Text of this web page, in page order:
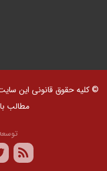
© کلیه حقوق قانونی این
مطالب